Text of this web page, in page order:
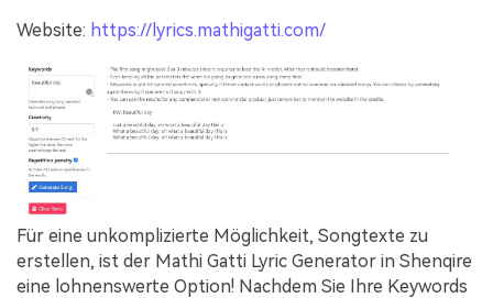
Website: https://lyrics.mathigatti.com/
Für eine unkomplizierte Möglichkeit, Songtexte zu
erstellen, ist der Mathi Gatti Lyric Generator in Shenqire
eine lohnenswerte Option! Nachdem Sie Ihre Keywords